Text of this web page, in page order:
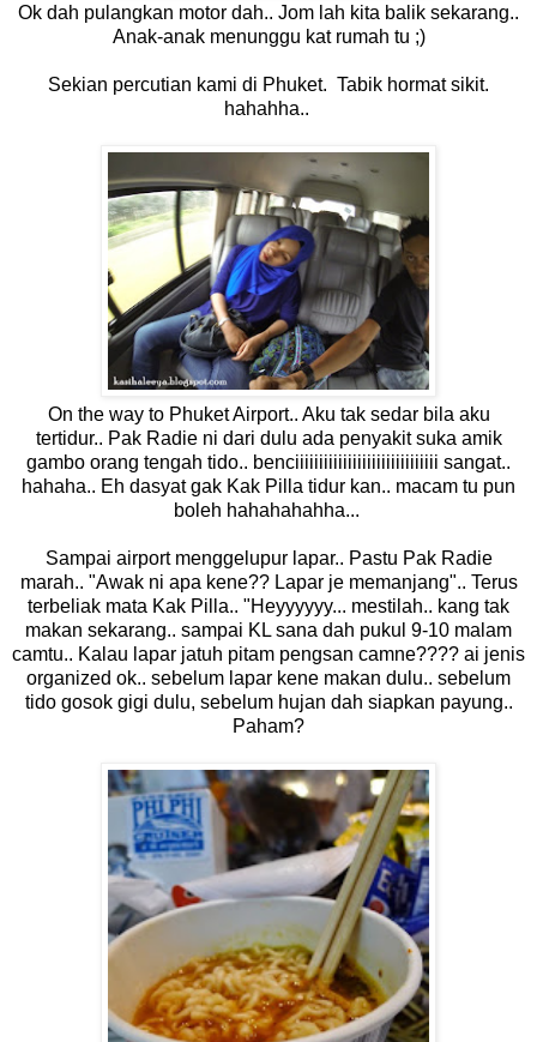
Ok dah pulangkan motor dah.. Jom lah kita balik sekarang..
Anak-anak menunggu kat rumah tu ;)
Sekian percutian kami di Phuket. Tabik hormat sikit.
hahahha..
On the way to Phuket Airport.. Aku tak sedar bila aku
tertidur.. Pak Radie ni dari dulu ada penyakit suka amik
gambo orang tengah tido.. benciiiiiiiiiiiiiiiiiiiiiiiiiiiiii sangat..
hahaha.. Eh dasyat gak Kak Pilla tidur kan.. macam tu pun
boleh hahahahahha...
Sampai airport menggelupur lapar.. Pastu Pak Radie
marah.. "Awak ni apa kene?? Lapar je memanjang".. Terus
terbeliak mata Kak Pilla.. "Heyyyyyy... mestilah.. kang tak
makan sekarang.. sampai KL sana dah pukul 9-10 malam
camtu.. Kalau lapar jatuh pitam pengsan camne???? ai jenis
organized ok.. sebelum lapar kene makan dulu.. sebelum
tido gosok gigi dulu, sebelum hujan dah siapkan payung..
Paham?